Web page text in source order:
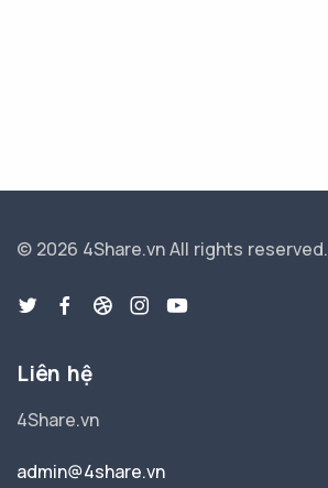
© 2026 4Share.vnAll rights reserved.
Liên hệ
4Share.vn
admin@4share.vn